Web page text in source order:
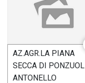
AZ.AGR.LA PIANA
SECCA DI
ANTONELLO